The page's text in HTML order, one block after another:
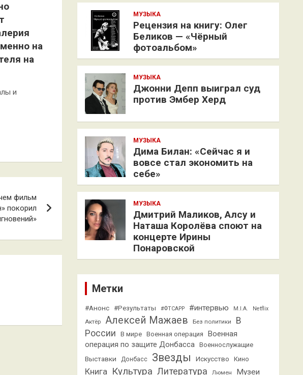
на
на
и
фильм
покорил
МУЗЫКА
Рецензия на книгу: Олег
Беликов — «Чёрный
фотоальбом»
МУЗЫКА
Джонни Депп выиграл суд
против Эмбер Херд
МУЗЫКА
Дима Билан: «Сейчас я и
вовсе стал экономить на
себе»
МУЗЫКА
Дмитрий Маликов, Алсу и
Наташа Королёва споют на
концерте Ирины
Понаровской
Метки
#Анонс #Результаты #ФТСАРР #интервью M.I.A. Netflix
Актёр Алексей Мажаев Без политики
В
России
В мире Военная операция
Военная
операция по защите Донбасса
Военнослужащие
Выставки Донбасс Звезды Искусство Кино
Книга Культура Литература Люмен Музеи